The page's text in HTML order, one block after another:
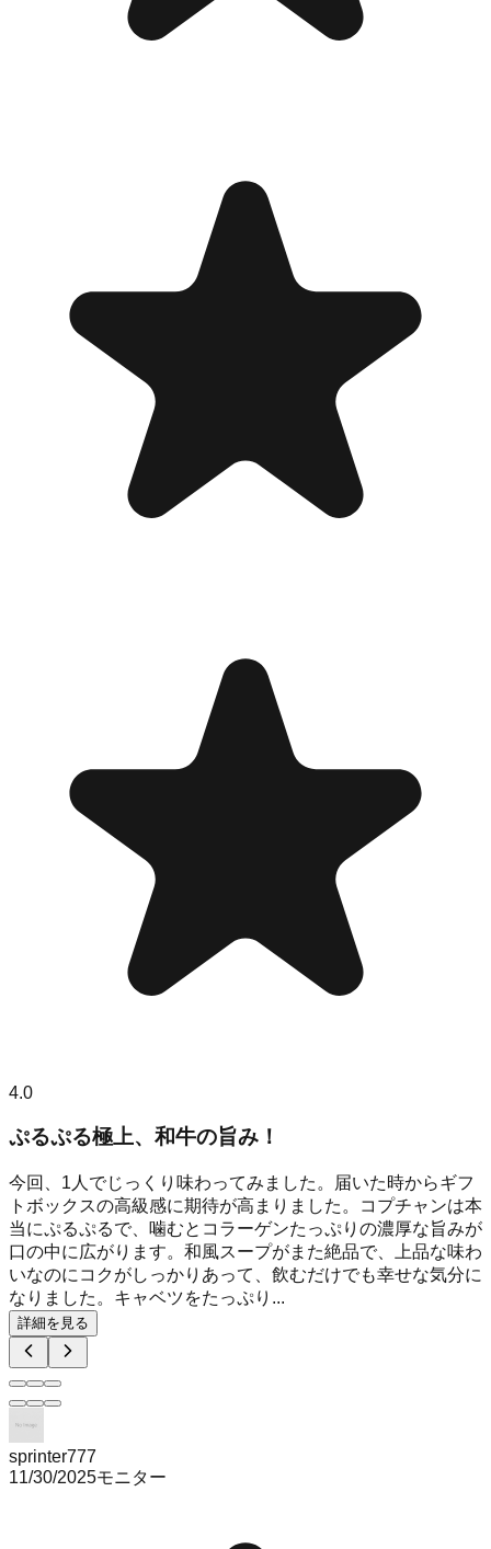
4.0
ぷるぷる極上、和牛の旨み！
今回、1人でじっくり味わってみました。届いた時からギフ
トボックスの高級感に期待が高まりました。コプチャンは本
当にぷるぷるで、噛むとコラーゲンたっぷりの濃厚な旨みが
口の中に広がります。和風スープがまた絶品で、上品な味わ
いなのにコクがしっかりあって、飲むだけでも幸せな気分に
なりました。キャベツをたっぷり...
詳細を見る
sprinter777
11/30/2025モニター